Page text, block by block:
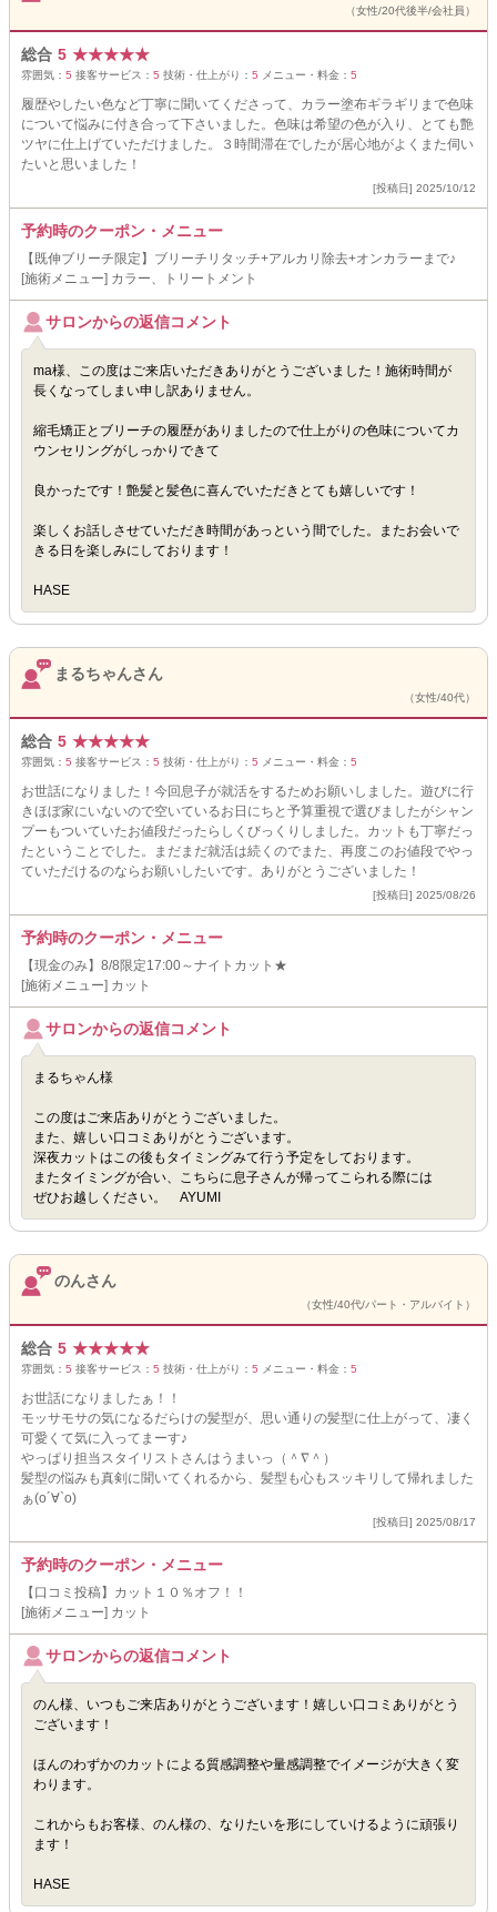
（女性/20代後半/会社員）
総合 5 ★★★★★
雰囲気： 5 接客サービス： 5 技術・仕上がり： 5 メニュー・料金： 5
履歴やしたい色など丁寧に聞いてくださって、カラー塗布ギラギリまで色味
について悩みに付き合って下さいました。色味は希望の色が入り、とても艶
ツヤに仕上げていただけました。３時間滞在でしたが居心地がよくまた伺い
たいと思いました！
[投稿日] 2025/10/12
予約時のクーポン・メニュー
【既伸ブリーチ限定】ブリーチリタッチ+アルカリ除去+オンカラーまで♪
[施術メニュー] カラー、トリートメント
サロンからの返信コメント
ma様、この度はご来店いただきありがとうございました！施術時間が
長くなってしまい申し訳ありません。
縮毛矯正とブリーチの履歴がありましたので仕上がりの色味についてカ
ウンセリングがしっかりできて
良かったです！艶髪と髪色に喜んでいただきとても嬉しいです！
楽しくお話しさせていただき時間があっという間でした。またお会いで
きる日を楽しみにしております！
HASE
まるちゃんさん
（女性/40代）
総合 5 ★★★★★
雰囲気： 5 接客サービス： 5 技術・仕上がり： 5 メニュー・料金： 5
お世話になりました！今回息子が就活をするためお願いしました。遊びに行
きほぼ家にいないので空いているお日にちと予算重視で選びましたがシャン
プーもついていたお値段だったらしくびっくりしました。カットも丁寧だっ
たということでした。まだまだ就活は続くのでまた、再度このお値段でやっ
ていただけるのならお願いしたいです。ありがとうございました！
[投稿日] 2025/08/26
予約時のクーポン・メニュー
【現金のみ】8/8限定17:00～ナイトカット★
[施術メニュー] カット
サロンからの返信コメント
まるちゃん様
この度はご来店ありがとうございました。
また、嬉しい口コミありがとうございます。
深夜カットはこの後もタイミングみて行う予定をしております。
またタイミングが合い、こちらに息子さんが帰ってこられる際には
ぜひお越しください。 AYUMI
のんさん
（女性/40代/パート・アルバイト）
総合 5 ★★★★★
雰囲気： 5 接客サービス： 5 技術・仕上がり： 5 メニュー・料金： 5
お世話になりましたぁ！！
モッサモサの気になるだらけの髪型が、思い通りの髪型に仕上がって、凄く
可愛くて気に入ってまーす♪
やっぱり担当スタイリストさんはうまいっ（＾∇＾）
髪型の悩みも真剣に聞いてくれるから、髪型も心もスッキリして帰れました
ぁ(о´∀`о)
[投稿日] 2025/08/17
予約時のクーポン・メニュー
【口コミ投稿】カット１０％オフ！！
[施術メニュー] カット
サロンからの返信コメント
のん様、いつもご来店ありがとうございます！嬉しい口コミありがとう
ございます！
ほんのわずかのカットによる質感調整や量感調整でイメージが大きく変
わります。
これからもお客様、のん様の、なりたいを形にしていけるように頑張り
ます！
HASE